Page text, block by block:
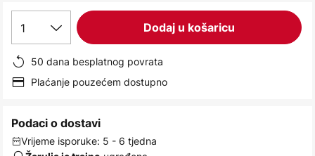
1 Dodaj u košaricu
50 dana besplatnog povrata
Plaćanje pouzećem dostupno
Podaci o dostavi
Vrijeme isporuke: 5 - 6 tjedna